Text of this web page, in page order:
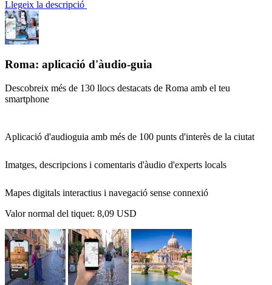
Llegeix la descripció
Roma: aplicació d'àudio-guia
Descobreix més de 130 llocs destacats de Roma amb el teu
smartphone
Aplicació d'audioguia amb més de 100 punts d'interès de la ciutat
Imatges, descripcions i comentaris d'àudio d'experts locals
Mapes digitals interactius i navegació sense connexió
Valor normal del tiquet: 8,09 USD